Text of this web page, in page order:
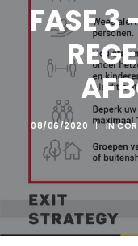
FASE 3
08/06/2020 | IN